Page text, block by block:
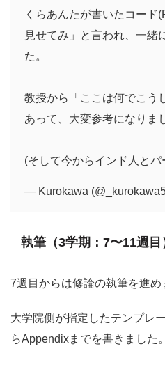
くらあんたが書いたコード
見せてみ」と言われ、一緒
た。
教授から「ここは何でこう
あって、大変参考になりま
(そして今からインド人とパ
— Kurokawa
執筆（3学期：7〜11週目
7週目からは修論の執筆を進め
大学院側が指定したテンプレ
らAppendixまでを書きました。